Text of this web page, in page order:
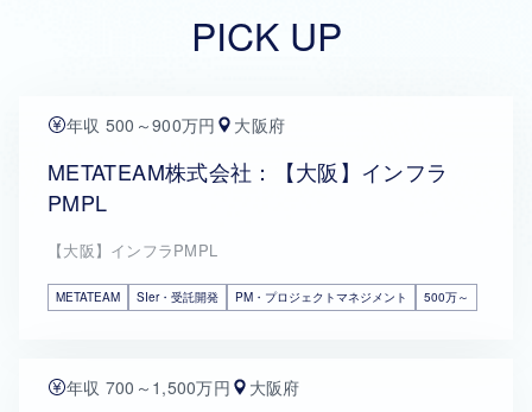
PICK UP
年収 500～900万円 大阪府
METATEAM株式会社：【大阪】インフラ
PMPL
【大阪】インフラPMPL
METATEAM SIer・受託開発 PM・プロジェクトマネジメント 500万～
年収 700～1,500万円 大阪府